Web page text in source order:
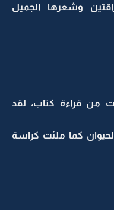
وشعرها الجميل
من قراءة كتاب، لقد
كما ملئت كراسة